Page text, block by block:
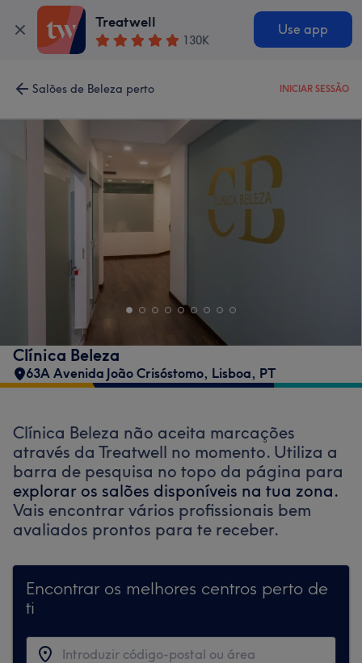
Treatwell
130K
Use app
Salões de Beleza perto INICIAR SESSÃO
Clínica Beleza
63A Avenida João Crisóstomo, Lisboa, PT
Clínica Beleza não aceita marcações
através da Treatwell no momento. Utiliza a
barra de pesquisa no topo da página para
explorar os salões disponíveis na tua zona.
Vais encontrar vários profissionais bem
avaliados prontos para te receber.
Encontrar os melhores centros perto de
ti